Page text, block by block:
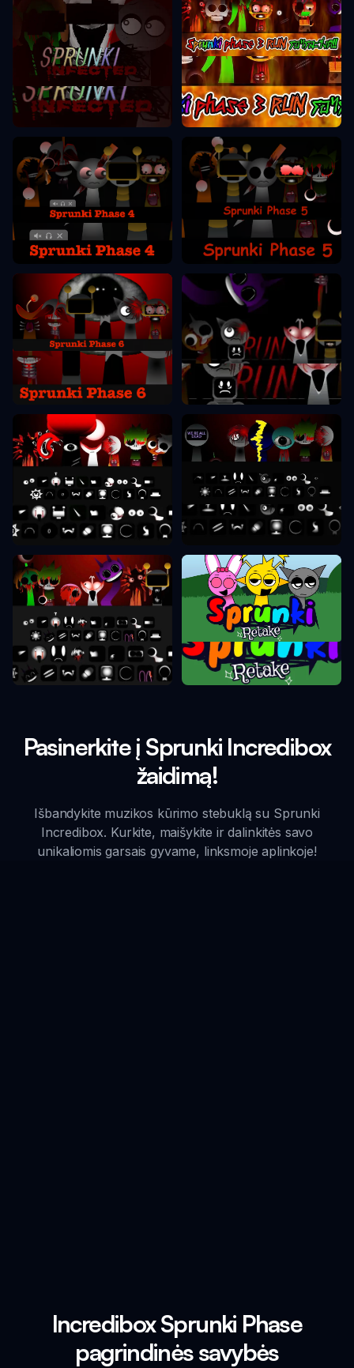
Sprunki Etapas 2
Sprunki Etapas 3
Sprunki Etapas 4 Sprunki Etapas 5
Sprunki Etapas 6
Sprunki Etapas 7
Sprunki Etapas 8 Sprunki Etapas 9
Sprunki Etapas 10 Sprunki Pakartojimas
Pasinerkite į Sprunki Incredibox
žaidimą!
Išbandykite muzikos kūrimo stebuklą su Sprunki
Incredibox. Kurkite, maišykite ir dalinkitės savo
unikaliomis garsais gyvame, linksmoje aplinkoje!
Incredibox Sprunki Phase
pagrindinės savybės